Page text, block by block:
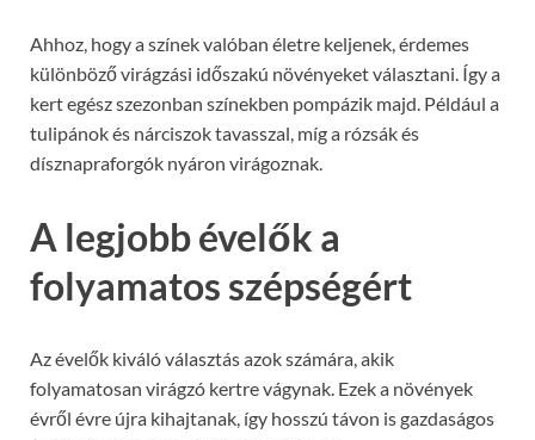
Ahhoz, hogy a színek valóban életre keljenek, érdemes
különböző virágzási időszakú növényeket választani. Így a
kert egész szezonban színekben pompázik majd. Például a
tulipánok és nárciszok tavasszal, míg a rózsák és
dísznapraforgók nyáron virágoznak.
A legjobb évelők a
folyamatos szépségért
Az évelők kiváló választás azok számára, akik
folyamatosan virágzó kertre vágynak. Ezek a növények
évről évre újra kihajtanak, így hosszú távon is gazdaságos